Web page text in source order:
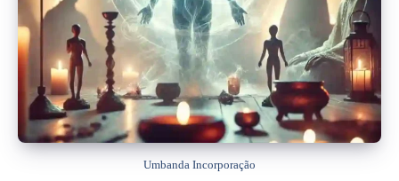
Umbanda Incorporação